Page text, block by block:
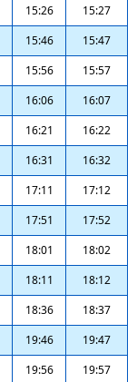
15:26
15:27
15:46
15:47
15:56
15:57
16:06
16:07
16:21
16:22
16:31
16:32
17:11
17:12
17:51
17:52
18:01
18:02
18:11
18:12
18:36
18:37
19:46
19:47
19:56
19:57